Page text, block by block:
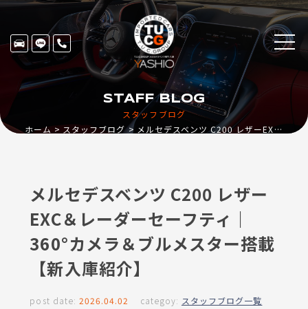
スタッフブログ
STAFF BLOG
ホーム スタッフブログ メルセデスベンツ C200 レザーEXC＆レーダーセーフティ｜360°カメラ＆ブルメスター搭載【新入庫紹介】
メルセデスベンツ C200 レザー
EXC＆レーダーセーフティ｜
360°カメラ＆ブルメスター搭載
【新入庫紹介】
post date: 2026.04.02 categoy: スタッフブログ一覧